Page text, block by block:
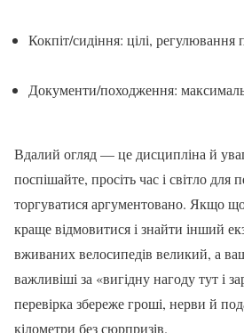
Кокпіт/сидіння: цілі,
Документи/походження:
Вдалий огляд — це дисципліна й
поспішайте, просіть час і світло для
торгуватися аргументовано. Якщо
краще відмовитися і знайти інший
вживаних велосипедів великий, а
важливіші за «вигідну нагоду тут і
перевірка збереже гроші, нерви й
кілометри без сюрпризів.